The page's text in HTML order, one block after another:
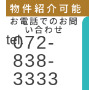
物件紹介可能
お電話でのお問
い合わせ
tel.
072-
838-
3333